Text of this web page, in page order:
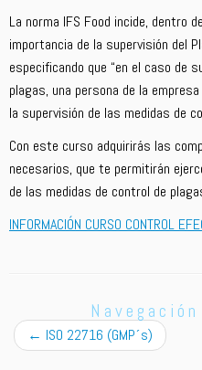
La norma IFS Food incide, dentro
importancia de la supervisión del
especificando que “en el caso de
plagas, una persona de la
la supervisión de las medidas de
Con este curso adquirirás las
necesarios, que te permitirán
de las medidas de control de
INFORMACIÓN CURSO CONTROL
← ISO 22716 (GMP´s)